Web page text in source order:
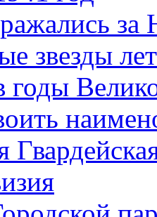
за
звезды
годы